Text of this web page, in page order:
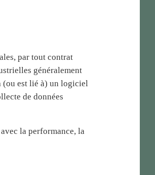
par tout contrat
généralement
(ou est lié à) un logiciel
de données
la performance, la